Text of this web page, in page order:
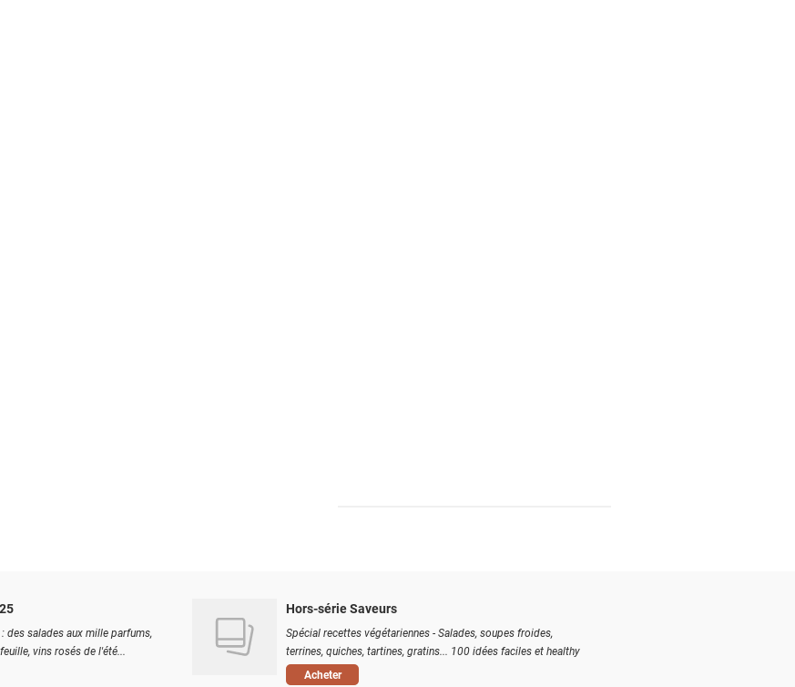
des salades aux mille parfums,
vins rosés de l'été...
Hors-série Saveurs
Spécial recettes végétariennes - Salades, soupes froides,
terrines, quiches, tartines, gratins... 100 idées faciles et healthy
Acheter